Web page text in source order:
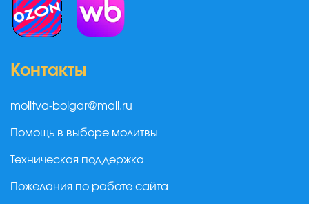
Контакты
molitva-bolgar@mail.ru
Помощь в выборе молитвы
Техническая поддержка
Пожелания по работе сайта